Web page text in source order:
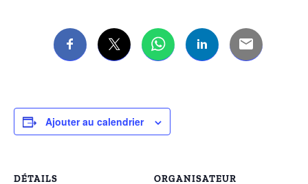
Ajouter au calendrier
DÉTAILS ORGANISATEUR